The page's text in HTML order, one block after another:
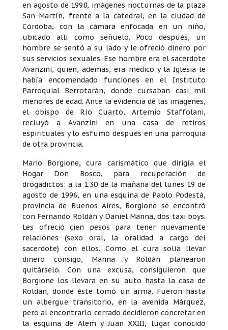
en agosto de 1998, imágenes nocturnas de la plaza
San Martín, frente a la catedral, en la ciudad de
Córdoba, con la cámara enfocada en un niño,
ubicado allí como señuelo. Poco después, un
hombre se sentó a su lado y le ofreció dinero por
sus servicios sexuales. Ese hombre era el sacerdote
Avanzini, quien, además, era médico y la Iglesia le
había encomendado funciones en el Instituto
Parroquial Berrotarán, donde cursaban casi mil
menores de edad. Ante la evidencia de las imágenes,
el obispo de Río Cuarto, Artemio Staffolani,
recluyó a Avanzini en una casa de retiros
espirituales y lo esfumó después en una parroquia
de otra provincia.
Mario Borgione, cura carismático que dirigía el
Hogar Don Bosco, para recuperación de
drogadictos: a la 1.30 de la mañana del lunes 19 de
agosto de 1996, en una esquina de Pablo Podestá,
provincia de Buenos Aires, Borgione se encontró
con Fernando Roldán y Daniel Manna, dos taxi boys.
Les ofreció cien pesos para tener nuevamente
relaciones (sexo oral, la oralidad a cargo del
sacerdote) con ellos. Como el cura solía llevar
dinero consigo, Manna y Roldán planearon
quitárselo. Con una excusa, consiguieron que
Borgione los llevara en su auto hasta la casa de
Roldán, donde éste tomó un arma. Fueron hasta
un albergue transitorio, en la avenida Márquez,
pero al encontrarlo cerrado decidieron concretar en
la esquina de Alem y Juan XXIII, lugar conocido